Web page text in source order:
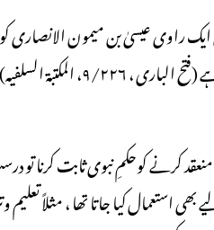
راوی عیسیٰ بن میمون الانصاری
حدیث کوضعیف کہا ہے
کرنے کوحکمِ نبوی ثابت کرنا
بھی استعمال کیا جاتا تھا ، مثلاً